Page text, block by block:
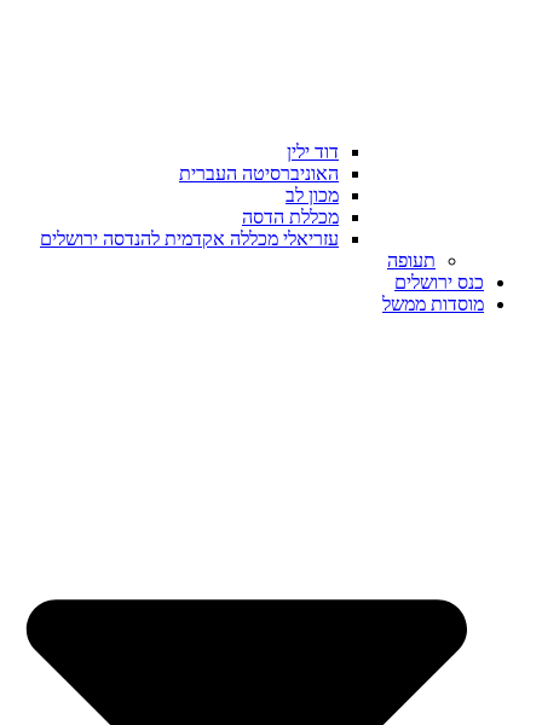
דוד ילין
האוניברסיטה העברית
מכון לב
מכללת הדסה
עזריאלי מכללה אקדמית להנדסה ירושלים
תעופה
כנס ירושלים
מוסדות ממשל